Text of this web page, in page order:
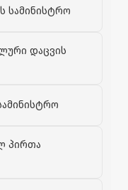
სამინისტრო
დაცვის
პირთა